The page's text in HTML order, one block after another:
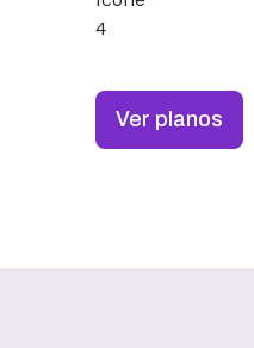
Ver planos